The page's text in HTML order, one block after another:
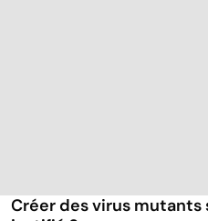
Créer des virus